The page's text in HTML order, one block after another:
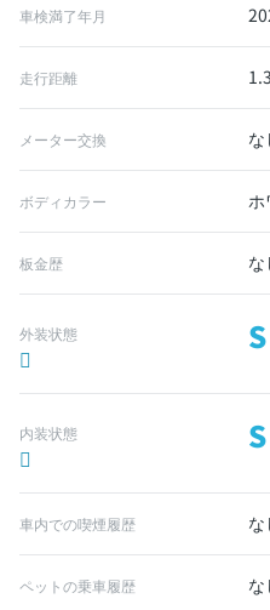
車検満了年月
走行距離
メーター交換 な
ボディカラー ホ
板金歴 な
外装状態 S
内装状態 S
車内での喫煙履歴 な
ペットの乗車履歴 な